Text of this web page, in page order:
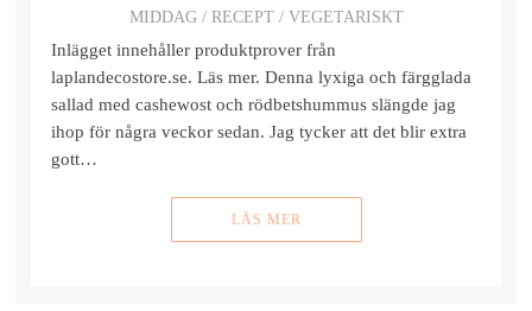
MIDDAG/ RECEPT/ VEGETARISKT
Inlägget innehåller produktprover från
laplandecostore.se. Läs mer. Denna lyxiga och färgglada
sallad med cashewost och rödbetshummus slängde jag
ihop för några veckor sedan. Jag tycker att det blir extra
gott…
LÄS MER